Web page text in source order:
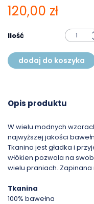
120,00 zł
Ilość
dodaj do koszyka
Opis produktu
W wielu modnych
najwyższej jakości
Tkanina jest gładka i
włókien pozwala na
wielu praniach. Zapinana
Tkanina
100% bawełna